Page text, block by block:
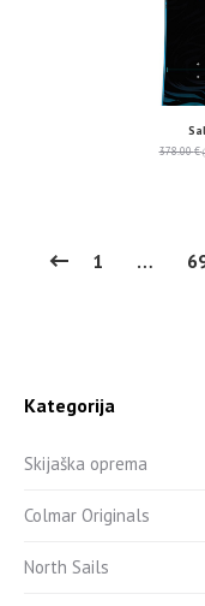
378.00€
1 …
Kategorija
Skijaška oprema
Colmar Originals
North Sails